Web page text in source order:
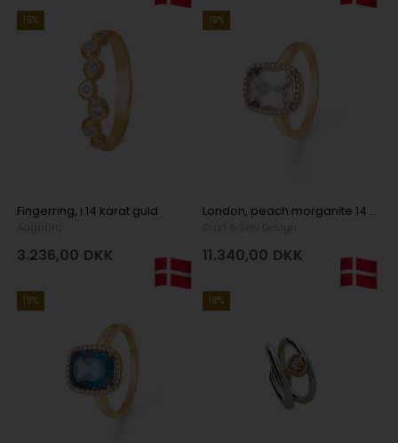
19%
Fingerring, i 14 karat guld
3.236,00 DKK
19%
London, peach morganite 14 kt fingerring med 0,10 carat W/SI diamanter
11.340,00 DKK
19% 19%